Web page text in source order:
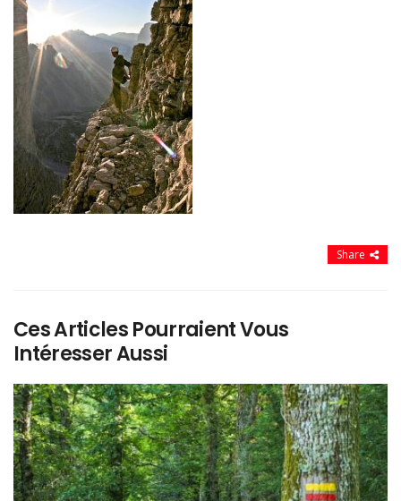
Share
Ces Articles Pourraient Vous
Intéresser Aussi